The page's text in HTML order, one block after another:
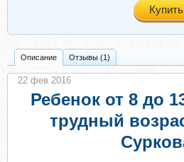
Купить
Описание Отзывы (1)
Ребенок от 8 до
трудный
22 фев 2016